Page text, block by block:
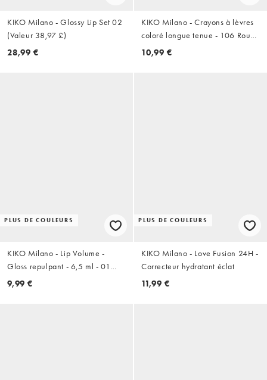
KIKO Milano - Glossy Lip Set 02
(Valeur 38,97 £)
28,99 €
KIKO Milano - Crayons à lèvres
coloré longue tenue - 106 Rouge
pomme
10,99 €
PLUS DE COULEURS
KIKO Milano - Lip Volume -
Gloss repulpant - 6,5 ml - 01
Tutu Rose
9,99 €
PLUS DE COULEURS
KIKO Milano - Love Fusion 24H -
Correcteur hydratant éclat
11,99 €